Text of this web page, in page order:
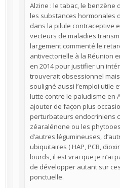
Alzine : le tabac, le benzène
les substances hormonales
dans la pilule contraceptive
vecteurs de maladies
largement commenté le
antivectorielle à la Réunion
en 2014 pour justifier un
trouverait obsessionnel
souligné aussi l’emploi utile
lutte contre le paludisme en
ajouter de façon plus
perturbateurs endocriniens
zéaralénone ou les
d’autres légumineuses,
ubiquitaires ( HAP, PCB,
lourds, il est vrai que je n’ai
de développer autant sur
ponctuelle.